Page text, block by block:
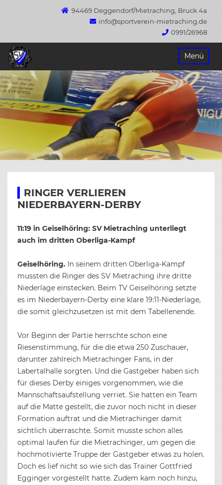
94469 Deggendorf/Mietraching, Bruck 4a
info@sportverein-mietraching.de
0991/26968
Menü
RINGER VERLIEREN
NIEDERBAYERN-DERBY
11:19 in Geiselhöring: SV Mietraching unterliegt
auch im dritten Oberliga-Kampf
Geiselhöring. In seinem dritten Oberliga-Kampf
mussten die Ringer des SV Mietraching ihre dritte
Niederlage einstecken. Beim TV Geiselhöring setzte
es im Niederbayern-Derby eine klare 19:11-Niederlage,
die somit gleichzusetzen ist mit dem Tabellenende.
Vor Beginn der Partie herrschte schon eine
Riesenstimmung, für die die etwa 250 Zuschauer,
darunter zahlreich Mietrachinger Fans, in der
Labertalhalle sorgten. Und die Gastgeber haben sich
für dieses Derby einiges vorgenommen, wie die
Mannschaftsaufstellung verriet. Sie hatten ein Team
auf die Matte gestellt, die zuvor noch nicht in dieser
Formation auftrat und die Mietrachinger damit
sichtlich überraschte. Somit musste schon alles
optimal laufen für die Mietrachinger, um gegen die
hochmotivierte Truppe der Gastgeber etwas zu holen.
Doch es lief nicht so wie sich das Trainer Gottfried
Egginger vorgestellt hatte. Zudem kam noch hinzu,